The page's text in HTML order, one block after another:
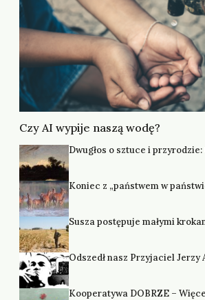
Czy AI wypije naszą wodę?
Dwugłos o sztuce i przyrodzie:
Koniec z „państwem w
Susza postępuje małymi
Odszedł nasz Przyjaciel Jerzy
Kooperatywa DOBRZE –